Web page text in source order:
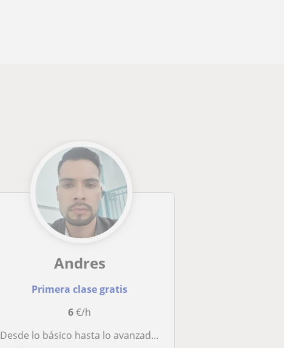
Andres
Primera clase gratis
6€/h
Desde lo básico hasta lo avanzado, aquí te lo explicamos